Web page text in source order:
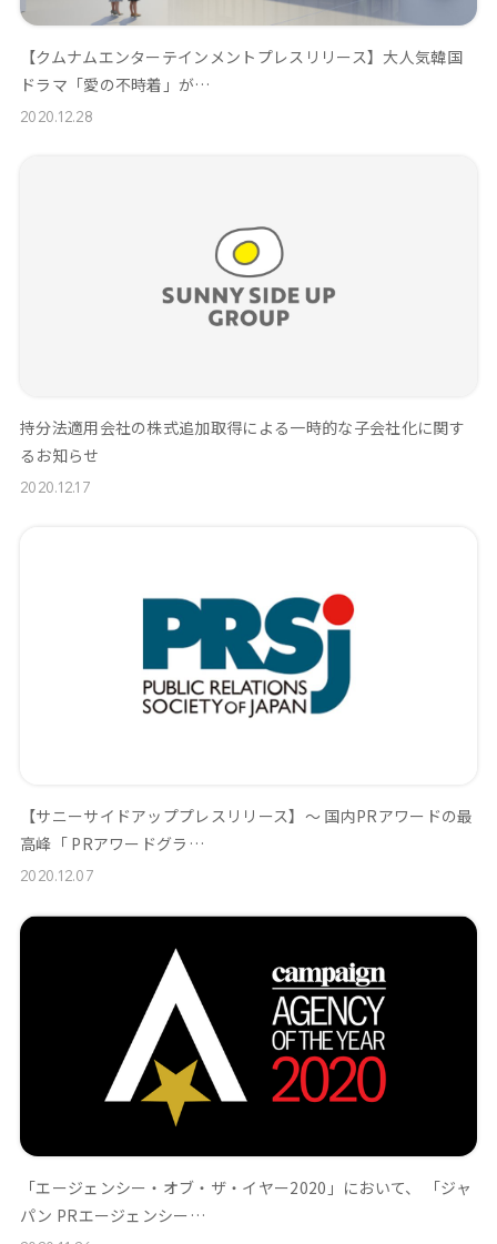
【クムナムエンターテインメントプレスリリース】大人気韓国
ドラマ「愛の不時着」が…
2020.12.28
持分法適用会社の株式追加取得による一時的な子会社化に関す
るお知らせ
2020.12.17
【サニーサイドアッププレスリリース】～ 国内PRアワードの最
高峰「 PRアワードグラ…
2020.12.07
「エージェンシー・オブ・ザ・イヤー2020」において、 「ジャ
パン PRエージェンシー…